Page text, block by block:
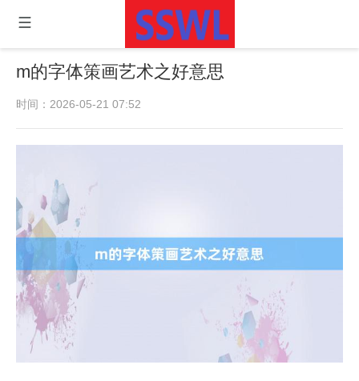
m的字体策画艺术之好意思
时间：2026-05-21 07:52